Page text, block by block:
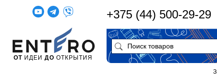
ОТ ИДЕИ ДО ОТКРЫТИЯ
+375 (44) 500-29-29